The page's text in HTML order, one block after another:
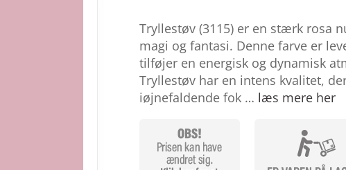
ud af 5
baseret
på
kundebedø
mmelser
Tryllestøv (3115) er en stærk rosa
magi og fantasi. Denne farve er
tilføjer en energisk og dynamisk
Tryllestøv har en intens kvalitet,
iøjnefaldende fok … læs mere her